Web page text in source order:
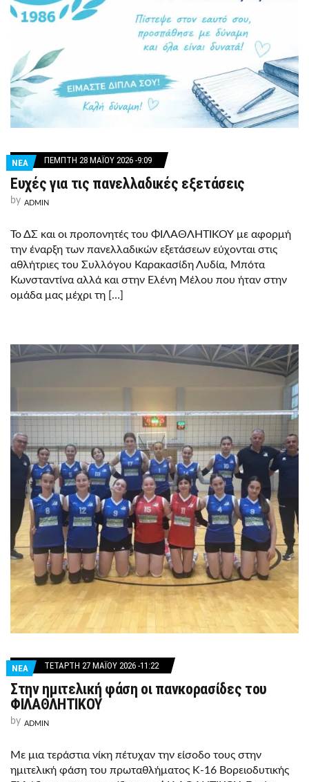
ΝΕΑ ΠΈΜΠΤΗ 28 ΜΑΪ́ΟΥ 2026 -9:09
Ευχές για τις πανελλαδικές εξετάσεις
by ADMIN
Το ΔΣ και οι προπονητές του ΦΙΛΑΘΛΗΤΙΚΟΥ με αφορμή
την έναρξη των πανελλαδικών εξετάσεων εύχονται στις
αθλήτριες του Συλλόγου Καρακασίδη Λυδία, Μπότα
Κωνσταντίνα αλλά και στην Ελένη Μέλου που ήταν στην
ομάδα μας μέχρι τη […]
ΝΕΑ ΤΕΤΆΡΤΗ 27 ΜΑΪ́ΟΥ 2026 -11:22
Στην ημιτελική φάση οι πανκορασίδες του
ΦΙΛΑΘΛΗΤΙΚΟΥ
by ADMIN
Με μια τεράστια νίκη πέτυχαν την είσοδο τους στην
ημιτελική φάση του πρωταθλήματος Κ-16 Βορειοδυτικής